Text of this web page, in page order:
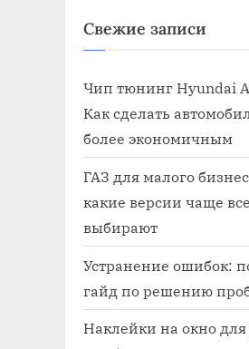
Свежие записи
Чип тюнинг Hyundai
Как сделать
более экономичным
ГАЗ для малого
какие версии чаще
выбирают
Устранение ошибок:
гайд по решению
Наклейки на окно